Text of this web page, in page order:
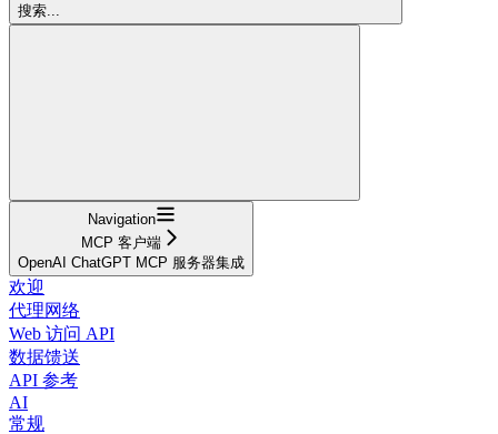
搜索...
Navigation
MCP 客户端
OpenAI ChatGPT MCP 服务器集成
欢迎
代理网络
Web 访问 API
数据馈送
API 参考
AI
常规